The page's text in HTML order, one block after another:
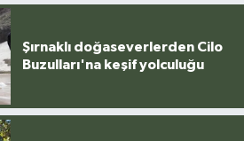
Şırnaklı doğaseverlerden Cilo
Buzulları'na keşif yolculuğu